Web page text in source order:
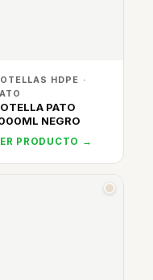
HDPE ·
PATO
NEGRO
PRODUCTO →